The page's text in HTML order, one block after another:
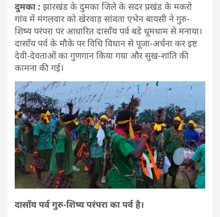
दुमका : झारखंड के दुमका जिले के सदर प्रखंड के मकरो
गांव में मंगलवार को खेरवाड़ सांवता एभेन बायसी ने गुरु-
शिष्य परंपरा पर आधारित दासाँय पर्व बडे धूमधाम से मनाया।
दासॉंय पर्व के मौके पर विधि विधान से पूजा-अर्चना कर इष्ट
देवी-देवताओं का गुणगान किया गया और सुख-शांति की
कामना की गई।
दासॉंय पर्व गुरु-शिष्य परंपरा का पर्व है।